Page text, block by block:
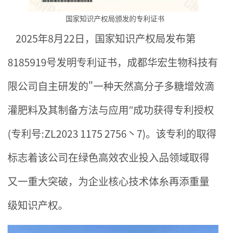
国家知识产权局颁发的专利证书
2025年8月22日，国家知识产权局发布第
8185919号发明专利证书，成都华宏生物科技有
限公司自主研发的"一种天然高分子多糖增效滴
灌肥料及其制备方法与应用″成功获得专利授权
(专利号:ZL2023 1175 2756丶7)。该专利的取得
标志着该公司在绿色高效农业投入品领域取得
又一重大突破，为企业核心技术体糸再添重量
级知识产权。